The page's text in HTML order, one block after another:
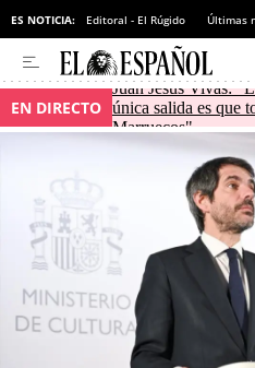
ES NOTICIA: Editoral - El Rúgido Últimas
EN DIRECTO
Juan Jesús Vivas:
única salida es que
Marruecos"